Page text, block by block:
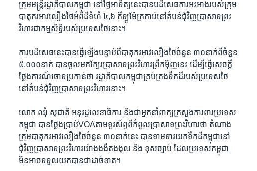
ក្រុមមន្ត្រីរដ្ឋាភិបាលកម្ពុជា នៅថ្ងៃអាទិត្យនេះបានបដិសេធការអះអាងរបស់ក្រុម
បាតុករអាវលឿងថៃអំពីដីទំហំ ៤,៦ គីឡូម៉ែក្រការ៉េនៅតំបន់ជុំវិញប្រាសាទព្រះ
វិហារជាកម្មសិទ្ធិរបស់ប្រទេសថៃនោះ។
ការបដិសេធនេះបានធ្វើឡើងបន្ទាប់ពីបាតុករអាវលឿងថៃចំនួន ៣០នាក់ពីចំនួន
៥.០០០នាក់ បានចូលមកក្បែរប្រាសាទព្រះវិហារព្រឹកម៉ិញនេះ ដើម្បីធ្វើសេចក្តី
ថ្លែងការណ៍ចោទប្រកាន់ថា រដ្ឋាភិបាលកម្ពុជាគ្រប់គ្រងទឹកដីរបស់ប្រទេសថៃ
នៅតំបន់ជុំវិញប្រាសាទព្រះវិហារនោះ។
លោក ឈុំ សុជាតិ អនុរដ្ឋលេខាធិការ និងជាអ្នកនាំពាក្យក្រសួងការពារប្រទេស
កម្ពុជា បានថ្លែងប្រាប់VOAតាមទូរស័ព្ទពីកំពូលប្រាសាទព្រះវិហារថា តំណាង
ក្រុមបាតុករអាវលឿងថៃចំនួន ៣០នាក់នេះ បានទាមទារយកទឹកដីកម្ពុជានៅ
ជុំវិញប្រាសាទព្រះវិហារយ៉ាងងងឹតងងុល និង ខុសច្បាប់ ដែលប្រទេសកម្ពុជា
មិនអាចទទួលយកបានជាដាច់ខាត។